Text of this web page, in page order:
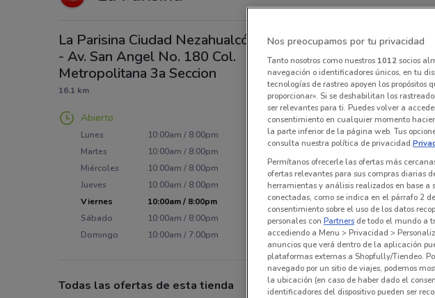
La Parisina Ciudad Nezahualcóyotl
- Av. San Angel No. 180 Col.
Metropolitana 3a Seccion
16.1 km
Abierto
Lunes
10:00am / 8:00pm
Martes
10:00am / 8:00pm
Miércoles
10:00am / 8:00pm
Jueves
10:00am / 8:00pm
Viernes
10:00am / 8:00pm
Sábado
10:00am / 8:00pm
Domingo
10:00am / 7:00pm
Todas las ofertas de esta tienda
Nos preocupamos por tu privacidad
Tanto nosotros como nuestros 1012socios
navegación o identificadores únicos, en tu
tecnologías de rastreo apoyen los propósitos
proporcionar». Si se deshabilitan los
ser relevantes para ti. Puedes volver a
consentimiento en cualquier momento
la parte inferior de la página web. Tus
consulta nuestra política de privacidad.
Permítanos ofrecerle las ofertas más
ofertas relevantes para sus compras diarias
herramientas y análisis realizados en base
conectadas, como se indica en el párrafo 2
consentimiento sobre el uso de los datos
personales con Partners de todo el mundo a
accediendo a Menu > Privacidad >
anuncios que verá dentro de la aplicación
plataformas externas a Shopfully/Tiendeo.
navegado por un sitio de viajes, podemos
la ubicación (en caso de haber dado el
identificadores del dispositivo pueden ser